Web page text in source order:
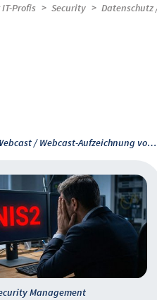
Profis Security
Premium Webcast / Webcast-Aufzeichnung vom 30.4.26
Management